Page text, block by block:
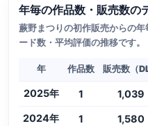
年毎の作品数・販売数の
蕨野まつりの初作販売からの
ード数・平均評価の推移です。
年 作品数 販売数（DL
2025年 1 1,039
2024年 1 1,580